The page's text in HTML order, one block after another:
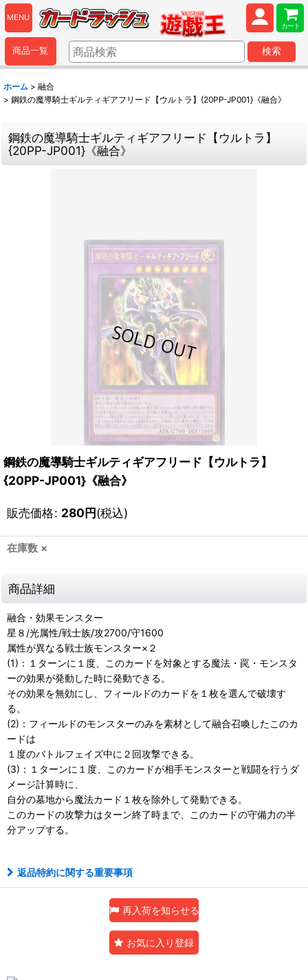
MENU
カート
商品一覧 検索
ホーム > 融合
> 鋼鉄の魔導騎士ギルティギアフリード【ウルトラ】{20PP-JP001}《融合》
鋼鉄の魔導騎士ギルティギアフリード【ウルトラ】
{20PP-JP001}《融合》
鋼鉄の魔導騎士ギルティギアフリード【ウルトラ】
{20PP-JP001}《融合》
販売価格: 280円(税込)
在庫数 ×
商品詳細
融合・効果モンスター
星８/光属性/戦士族/攻2700/守1600
属性が異なる戦士族モンスター×２
(1)：１ターンに１度、このカードを対象とする魔法・罠・モンスタ
ーの効果が発動した時に発動できる。
その効果を無効にし、フィールドのカードを１枚を選んで破壊す
る。
(2)：フィールドのモンスターのみを素材として融合召喚したこのカ
ードは
１度のバトルフェイズ中に２回攻撃できる。
(3)：１ターンに１度、このカードが相手モンスターと戦闘を行うダ
メージ計算時に、
自分の墓地から魔法カード１枚を除外して発動できる。
このカードの攻撃力はターン終了時まで、このカードの守備力の半
分アップする。
返品特約に関する重要事項
再入荷を知らせる
お気に入り登録